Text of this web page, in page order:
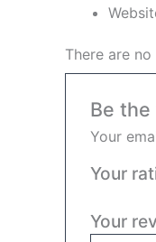
There are
Be the
Your
Your
Your